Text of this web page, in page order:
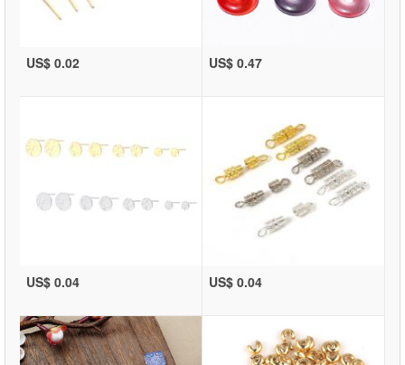
US$ 0.02 US$ 0.47
US$ 0.04 US$ 0.04